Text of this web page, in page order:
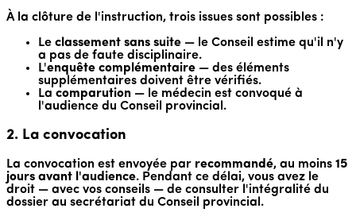
À la clôture de l'instruction, trois issues sont possibles :
Le classement sans suite — le Conseil estime qu'il n'y
a pas de faute disciplinaire.
L'enquête complémentaire — des éléments
supplémentaires doivent être vérifiés.
La comparution — le médecin est convoqué à
l'audience du Conseil provincial.
2. La convocation
La convocation est envoyée par recommandé, au moins 15
jours avant l'audience. Pendant ce délai, vous avez le
droit — avec vos conseils — de consulter l'intégralité du
dossier au secrétariat du Conseil provincial.